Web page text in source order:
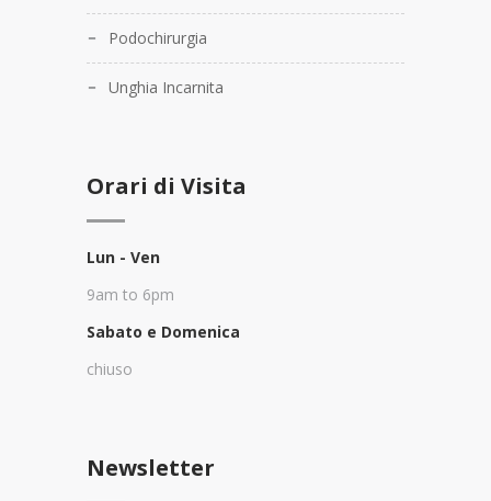
Podochirurgia
Unghia Incarnita
Orari di Visita
Lun - Ven
9am to 6pm
Sabato e Domenica
chiuso
Newsletter